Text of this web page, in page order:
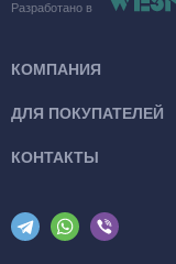
Разработано в
КОМПАНИЯ
ДЛЯ ПОКУПАТЕЛЕЙ
КОНТАКТЫ